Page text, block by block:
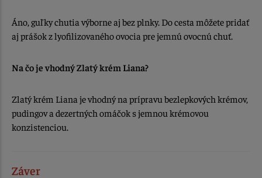
Áno, guľky chutia výborne aj bez plnky. Do cesta môžete pridať
aj prášok z lyofilizovaného ovocia pre jemnú ovocnú chuť.
Na čo je vhodný Zlatý krém Liana?
Zlatý krém Liana je vhodný na prípravu bezlepkových krémov,
pudingov a dezertných omáčok s jemnou krémovou
konzistenciou.
Záver